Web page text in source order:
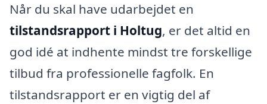
Når du skal have udarbejdet en
tilstandsrapport i Holtug, er det altid en
god idé at indhente mindst tre forskellige
tilbud fra professionelle fagfolk. En
tilstandsrapport er en vigtig del af